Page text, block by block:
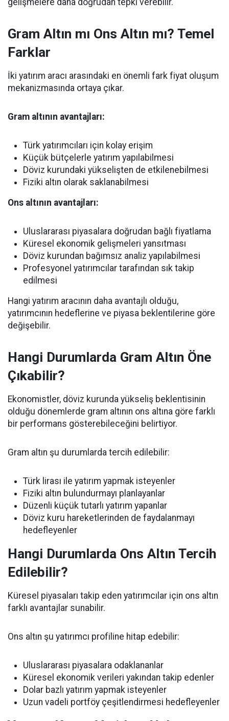
gelişmelere daha doğrudan tepki verebilir.
Gram Altın mı Ons Altın mı? Temel
Farklar
İki yatırım aracı arasındaki en önemli fark fiyat oluşum
mekanizmasında ortaya çıkar.
Gram altının avantajları:
Türk yatırımcıları için kolay erişim
Küçük bütçelerle yatırım yapılabilmesi
Döviz kurundaki yükselişten de etkilenebilmesi
Fiziki altın olarak saklanabilmesi
Ons altının avantajları:
Uluslararası piyasalara doğrudan bağlı fiyatlama
Küresel ekonomik gelişmeleri yansıtması
Döviz kurundan bağımsız analiz yapılabilmesi
Profesyonel yatırımcılar tarafından sık takip
edilmesi
Hangi yatırım aracının daha avantajlı olduğu,
yatırımcının hedeflerine ve piyasa beklentilerine göre
değişebilir.
Hangi Durumlarda Gram Altın Öne
Çıkabilir?
Ekonomistler, döviz kurunda yükseliş beklentisinin
olduğu dönemlerde gram altının ons altına göre farklı
bir performans gösterebileceğini belirtiyor.
Gram altın şu durumlarda tercih edilebilir:
Türk lirası ile yatırım yapmak isteyenler
Fiziki altın bulundurmayı planlayanlar
Düzenli küçük tutarlı yatırım yapanlar
Döviz kuru hareketlerinden de faydalanmayı
hedefleyenler
Hangi Durumlarda Ons Altın Tercih
Edilebilir?
Küresel piyasaları takip eden yatırımcılar için ons altın
farklı avantajlar sunabilir.
Ons altın şu yatırımcı profiline hitap edebilir:
Uluslararası piyasalara odaklananlar
Küresel ekonomik verileri yakından takip edenler
Dolar bazlı yatırım yapmak isteyenler
Uzun vadeli portföy çeşitlendirmesi hedefleyenler